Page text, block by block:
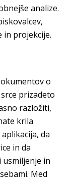
analize.
projekcije.
o
prizadeto
razložiti,
krila
da
in da
in
Med